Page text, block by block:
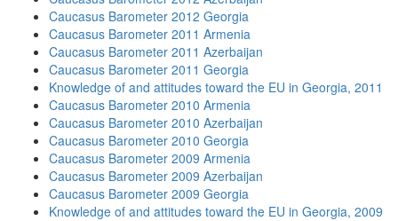
Caucasus Barometer 2012 Georgia
Caucasus Barometer 2011 Armenia
Caucasus Barometer 2011 Azerbaijan
Caucasus Barometer 2011 Georgia
Knowledge of and attitudes toward the EU in Georgia, 2011
Caucasus Barometer 2010 Armenia
Caucasus Barometer 2010 Azerbaijan
Caucasus Barometer 2010 Georgia
Caucasus Barometer 2009 Armenia
Caucasus Barometer 2009 Azerbaijan
Caucasus Barometer 2009 Georgia
Knowledge of and attitudes toward the EU in Georgia, 2009